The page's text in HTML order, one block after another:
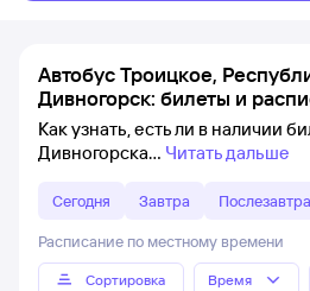
Автобус Троицкое,
Дивногорск: билеты и
Как узнать, есть ли в наличии
Дивногорска
Читать дальше
Сегодня Завтра Послезавтра
Расписание по местному времени
Сортировка Время